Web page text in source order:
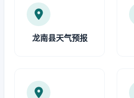
龙南县天气预报